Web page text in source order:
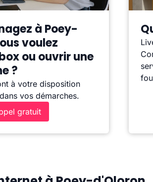
à Poey-
voulez
ou ouvrir une
?
à votre disposition
vos démarches.
gratuit